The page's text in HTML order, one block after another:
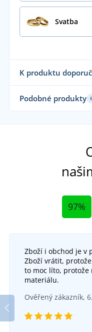
Svatba
K produktu
Tričko
Podobné produkty
Tričko
97%
Zboží i obchod je v
Zboží vrátit,
to moc líto, protože
materiálu.
Ověřený zákazník,